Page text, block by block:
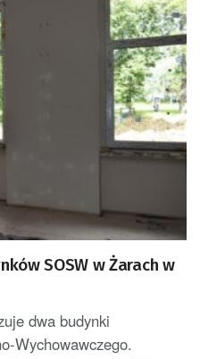
SOSW w Żarach w
dwa budynki
Wychowawczego.